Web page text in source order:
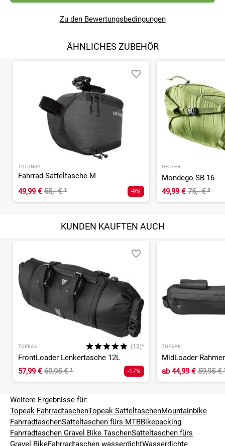
Zu den Bewertungsbedingungen
ÄHNLICHES ZUBEHÖR
TATONKA
Fahrrad-Satteltasche M
49,99 € 55,- €¹ -9%
DEUTER
Mondego SB 16
49,99 € 75,- €²
KUNDEN KAUFTEN AUCH
TOPEAK (13)*
FrontLoader Lenkertasche 12L
57,99 € 69,95 €¹ -17%
TOPEAK
MidLoader
ab44,99 € 59,95 €
Weitere Ergebnisse für:
Topeak FahrradtaschenTopeak SatteltaschenMountainbike
FahrradtaschenSatteltaschen fürs MTBBikepacking
Fahrradtaschen Gravel Bike TaschenSatteltaschen fürs
Gravel BikeFahrradtaschen wasserdichtWasserdichte